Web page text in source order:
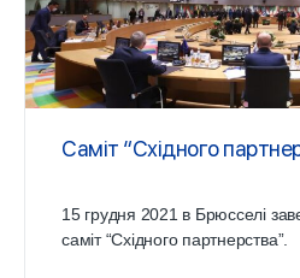
Саміт “Східного
15 грудня 2021 в Брюсселі
саміт “Східного партнерства”.